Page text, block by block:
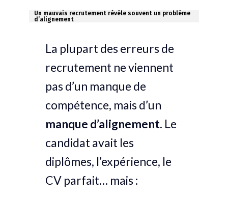
Un mauvais recrutement révèle souvent un problème
d’alignement
La plupart des erreurs de
recrutement ne viennent
pas d’un manque de
compétence, mais d’un
manque d’alignement. Le
candidat avait les
diplômes, l’expérience, le
CV parfait… mais :